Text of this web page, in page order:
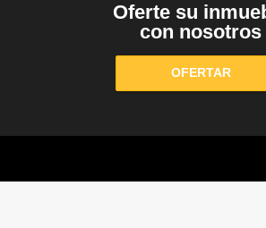
Oferte su
con nosotros
OFERTAR